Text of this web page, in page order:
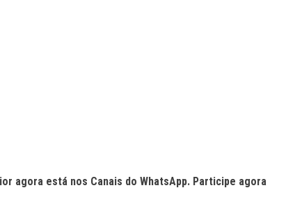
agora está nos Canais do WhatsApp. Participe agora